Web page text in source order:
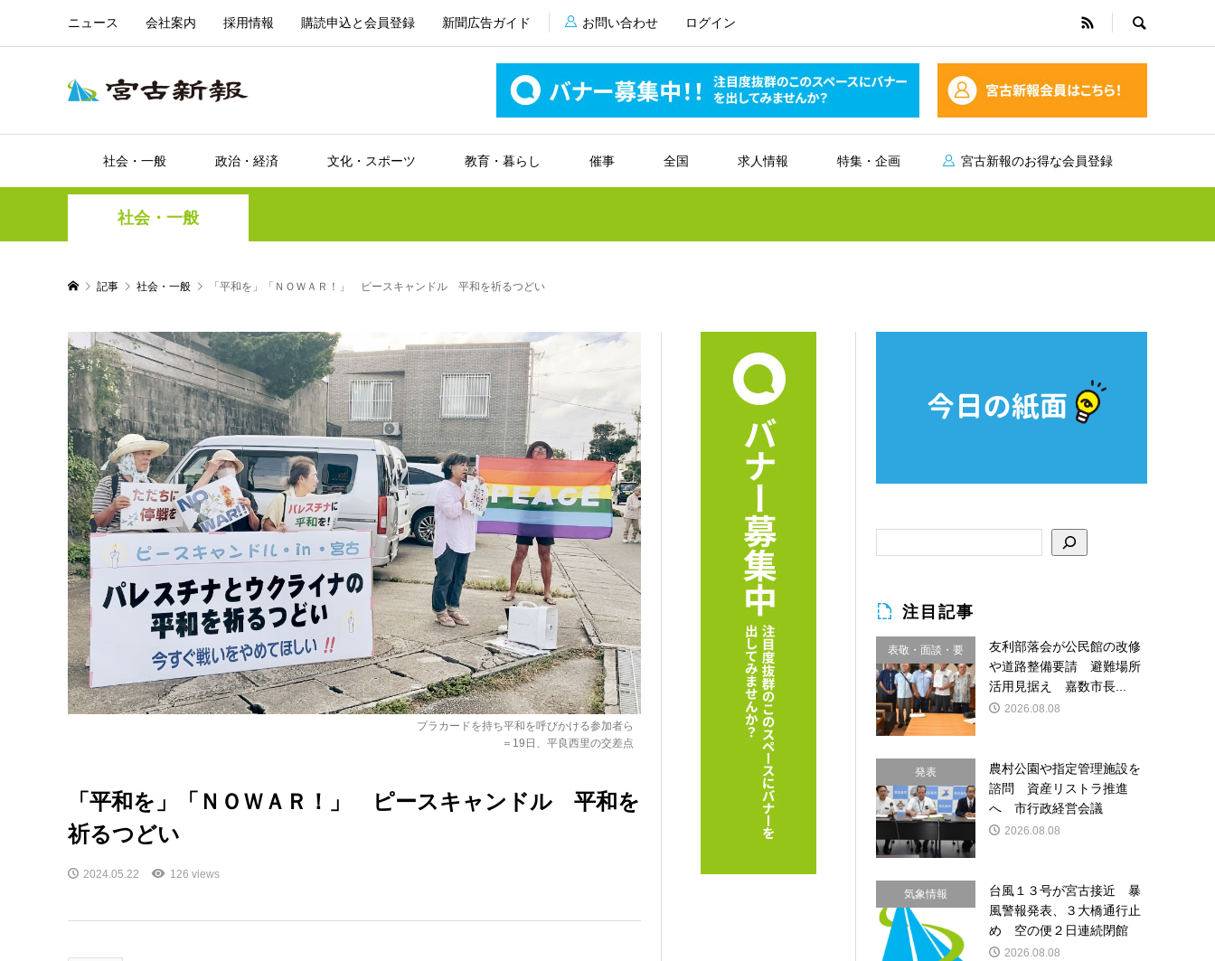
ニュース 会社案内 採用情報 購読申込と会員登録 新聞広告ガイド お問い合わせ ログイン
社会・一般 政治・経済 文化・スポーツ 教育・暮らし 催事 全国 求人情報 特集・企画 宮古新報のお得な会員登録
社会・一般
記事 社会・一般 「平和を」「ＮＯＷＡＲ！」 ピースキャンドル 平和を祈るつどい
プラカードを持ち平和を呼びかける参加者ら
＝19日、平良西里の交差点
「平和を」「ＮＯＷＡＲ！」 ピースキャンドル 平和を
祈るつどい
2024.05.22 126 views
注目記事
表敬・面談・要
請
友利部落会が公民館の改修
や道路整備要請 避難場所
活用見据え 嘉数市長...
2026.08.08
発表
農村公園や指定管理施設を
諮問 資産リストラ推進
へ 市行政経営会議
2026.08.08
気象情報
台風１３号が宮古接近 暴
風警報発表、３大橋通行止
め 空の便２日連続閉館
2026.08.08